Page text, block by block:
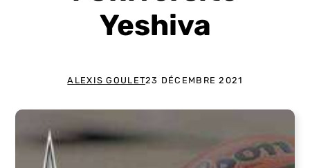
Yeshiva
ALEXIS GOULET23 DÉCEMBRE 2021